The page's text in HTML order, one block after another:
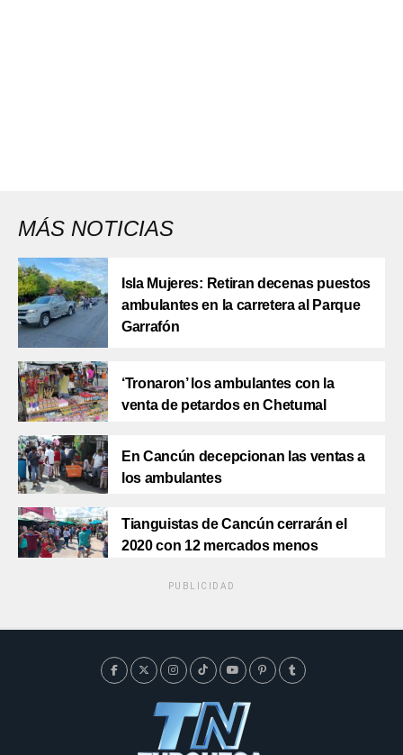
MÁS NOTICIAS
Isla Mujeres: Retiran decenas puestos
ambulantes en la carretera al Parque
Garrafón
‘Tronaron’ los ambulantes con la
venta de petardos en Chetumal
En Cancún decepcionan las ventas a
los ambulantes
Tianguistas de Cancún cerrarán el
2020 con 12 mercados menos
PUBLICIDAD